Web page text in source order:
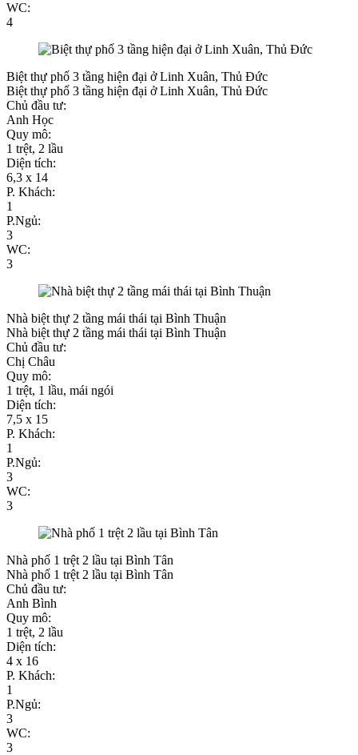
WC:
4
Biệt thự phố 3 tầng hiện đại ở Linh Xuân, Thủ Đức
Biệt thự phố 3 tầng hiện đại ở Linh Xuân, Thủ Đức
Chủ đầu tư:
Anh Học
Quy mô:
1 trệt, 2 lầu
Diện tích:
6,3 x 14
P. Khách:
1
P.Ngủ:
3
WC:
3
Nhà biệt thự 2 tầng mái thái tại Bình Thuận
Nhà biệt thự 2 tầng mái thái tại Bình Thuận
Chủ đầu tư:
Chị Châu
Quy mô:
1 trệt, 1 lầu, mái ngói
Diện tích:
7,5 x 15
P. Khách:
1
P.Ngủ:
3
WC:
3
Nhà phố 1 trệt 2 lầu tại Bình Tân
Nhà phố 1 trệt 2 lầu tại Bình Tân
Chủ đầu tư:
Anh Bình
Quy mô:
1 trệt, 2 lầu
Diện tích:
4 x 16
P. Khách:
1
P.Ngủ:
3
WC:
3